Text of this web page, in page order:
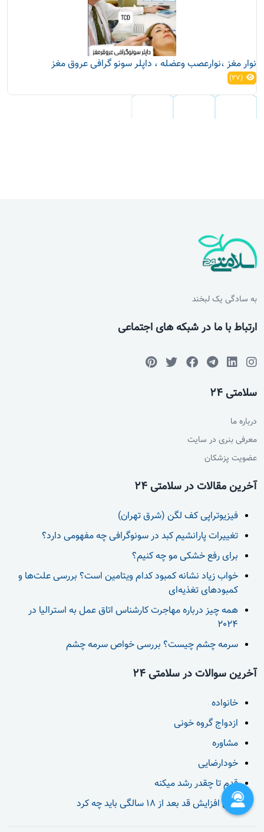
نوار مغز ،نوارعصب وعضله ، داپلر سونو گرافی عروق مغز
(27)
به سادگی یک لبخند
ارتباط با ما در شبکه های اجتماعی
سلامتی 24
درباره ما
معرفی بنری در سایت
عضویت پزشکان
آخرین مقالات در سلامتی 24
فیزیوتراپی کف لگن (شرق تهران)
تغییرات پارانشیم کبد در سونوگرافی چه مفهومی دارد؟
برای رفع خشکی مو چه کنیم؟
خواب زیاد نشانه کمبود کدام ویتامین است؟ بررسی علت‌ها و
کمبودهای تغذیه‌ای
همه چیز درباره مهاجرت کارشناس اتاق عمل به استرالیا در
2024
سرمه چشم چیست؟ بررسی خواص سرمه چشم
آخرین سوالات در سلامتی 24
خانواده
ازدواج گروه خونی
مشاوره
خودارضایی
قدم تا چقدر رشد میکنه
برای افزایش قد بعد از 18 سالگی باید چه کرد